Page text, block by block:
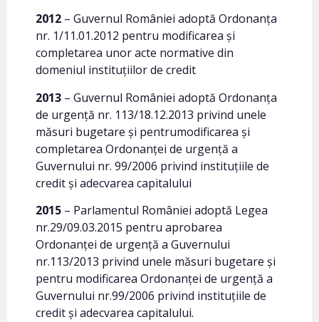
2012 – Guvernul României adoptă Ordonanţa
nr. 1/11.01.2012 pentru modificarea şi
completarea unor acte normative din
domeniul instituţiilor de credit
2013 – Guvernul României adoptă Ordonanţa
de urgenţă nr. 113/18.12.2013 privind unele
măsuri bugetare şi pentrumodificarea şi
completarea Ordonanţei de urgenţă a
Guvernului nr. 99/2006 privind instituţiile de
credit şi adecvarea capitalului
2015 – Parlamentul României adoptă Legea
nr.29/09.03.2015 pentru aprobarea
Ordonanței de urgență a Guvernului
nr.113/2013 privind unele măsuri bugetare și
pentru modificarea Ordonanței de urgență a
Guvernului nr.99/2006 privind instituțiile de
credit și adecvarea capitalului.